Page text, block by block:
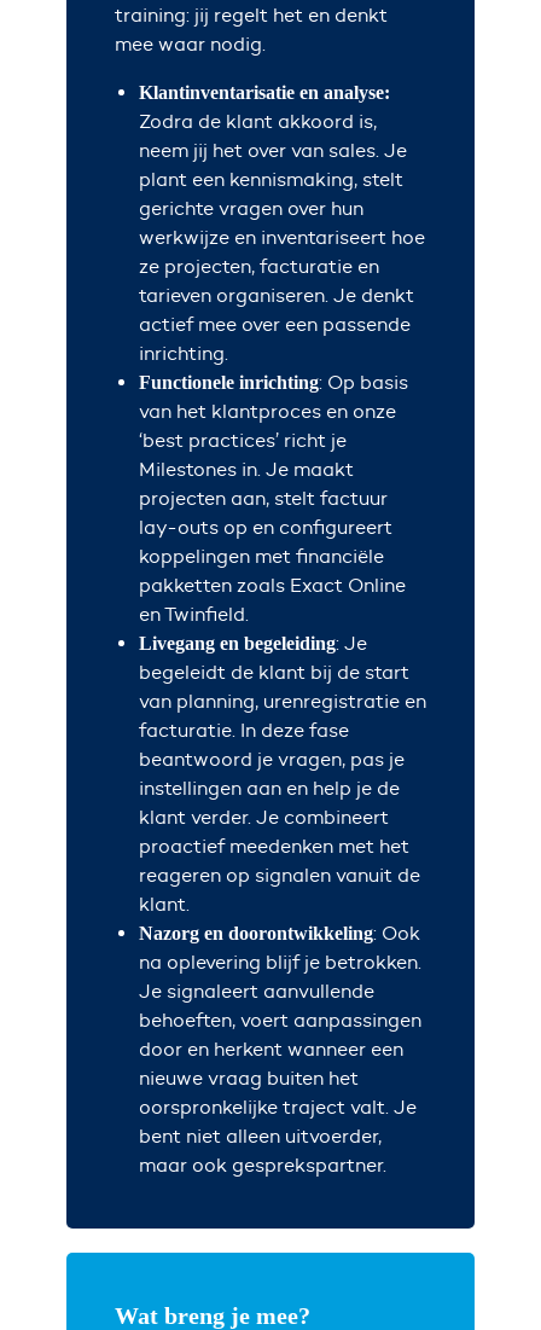
training: jij regelt het en denkt
mee waar nodig.
Klantinventarisatie en analyse:
Zodra de klant akkoord is,
neem jij het over van sales. Je
plant een kennismaking, stelt
gerichte vragen over hun
werkwijze en inventariseert hoe
ze projecten, facturatie en
tarieven organiseren. Je denkt
actief mee over een passende
inrichting.
Functionele inrichting: Op basis
van het klantproces en onze
‘best practices’ richt je
Milestones in. Je maakt
projecten aan, stelt factuur
lay-outs op en configureert
koppelingen met financiële
pakketten zoals Exact Online
en Twinfield.
Livegang en begeleiding: Je
begeleidt de klant bij de start
van planning, urenregistratie en
facturatie. In deze fase
beantwoord je vragen, pas je
instellingen aan en help je de
klant verder. Je combineert
proactief meedenken met het
reageren op signalen vanuit de
klant.
Nazorg en doorontwikkeling: Ook
na oplevering blijf je betrokken.
Je signaleert aanvullende
behoeften, voert aanpassingen
door en herkent wanneer een
nieuwe vraag buiten het
oorspronkelijke traject valt. Je
bent niet alleen uitvoerder,
maar ook gesprekspartner.
Wat breng je mee?